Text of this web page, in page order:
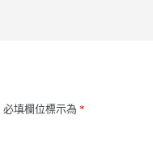
必填欄位標示為 *